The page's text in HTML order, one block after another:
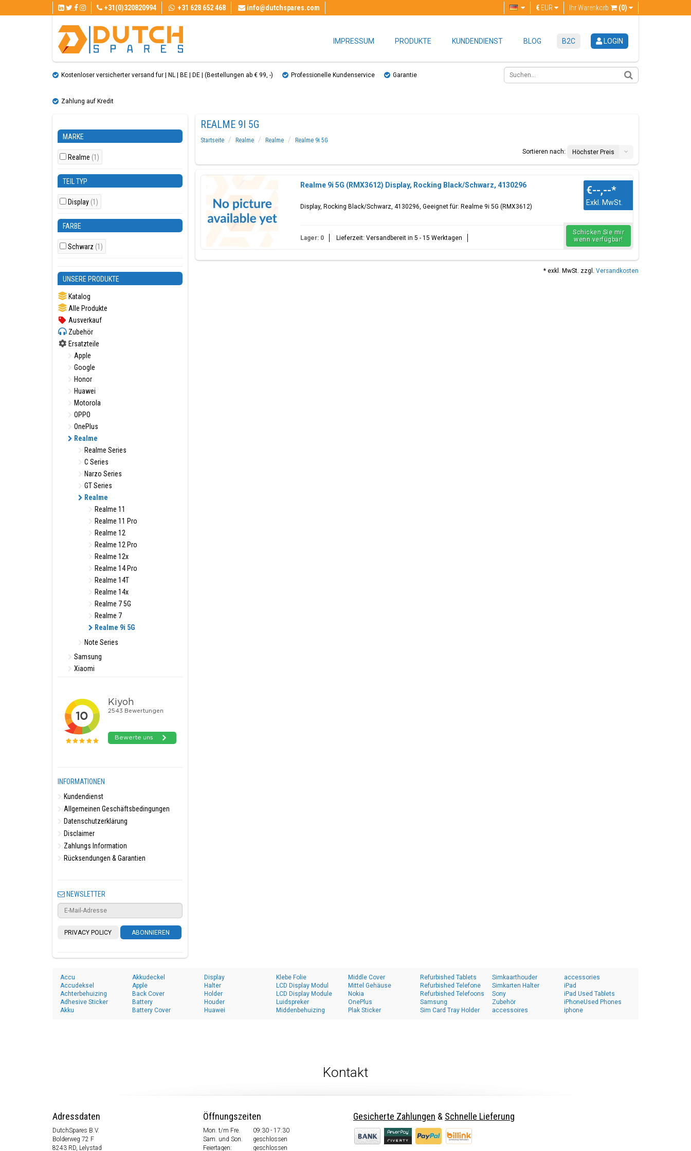
+31(0)320820994 +31 628 652 468 info@dutchspares.com Ihr Warenkorb (0)
€ EUR
IMPRESSUM PRODUKTE KUNDENDIENST BLOG B2C LOGIN
Kostenloser versicherter versand fur | NL | BE | DE | (Bestellungen ab € 99, ​​-) Professionelle Kundenservice Garantie
Zahlung auf Kredit
MARKE
Realme (1)
TEIL TYP
Display (1)
FARBE
Schwarz (1)
UNSERE PRODUKTE
Katalog
Alle Produkte
Ausverkauf
Zubehör
Ersatzteile
Apple
Google
Honor
Huawei
Motorola
OPPO
OnePlus
Realme
Realme Series
C Series
Narzo Series
GT Series
Realme
Realme 11
Realme 11 Pro
Realme 12
Realme 12 Pro
Realme 12x
Realme 14 Pro
Realme 14T
Realme 14x
Realme 7 5G
Realme 7
Realme 9i 5G
Note Series
Samsung
Xiaomi
INFORMATIONEN
Kundendienst
Allgemeinen Geschäftsbedingungen
Datenschutzerklärung
Disclaimer
Zahlungs Information
Rücksendungen & Garantien
NEWSLETTER
PRIVACY POLICY ABONNIEREN
REALME 9I 5G
Startseite Realme Realme
Realme 9i 5G
Sortieren nach:
Höchster Preis
Realme 9i 5G (RMX3612) Display, Rocking Black/Schwarz, 4130296
Display, Rocking Black/Schwarz, 4130296, Geeignet für: Realme 9i 5G (RMX3612)
€--,--*
Exkl. MwSt.
Lager: 0 Lieferzeit: Versandbereit in 5 - 15 Werktagen
Schicken Sie mir
wenn verfügbar!
* exkl. MwSt. zzgl. Versandkosten
Accu
Accudeksel
Achterbehuizing
Adhesive Sticker
Akku
Akkudeckel
Apple
Back Cover
Battery
Battery Cover
Display
Halter
Holder
Houder
Huawei
Klebe Folie
LCD Display Modul
LCD Display Module
Luidspreker
Middenbehuizing
Middle Cover
Mittel Gehäuse
Nokia
OnePlus
Plak Sticker
Refurbished Tablets
Refurbished Telefone
Refurbished Telefoons
Samsung
Sim Card Tray Holder
Simkaarthouder
Simkarten Halter
Sony
Zubehör
accessoires
accessories
iPad
iPad Used Tablets
iPhoneUsed Phones
iphone
Kontakt
Adressdaten
DutchSpares B.V.
Bolderweg 72 F
8243 RD, Lelystad
Öffnungszeiten
Mon. t/m Fre.
09:30 - 17:30
Sam. und Son.
geschlossen
Feiertagen:
geschlossen
Gesicherte Zahlungen & Schnelle Lieferung